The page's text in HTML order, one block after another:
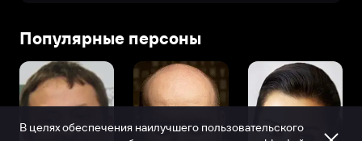
Популярные персоны
В целях обеспечения наилучшего пользовательского